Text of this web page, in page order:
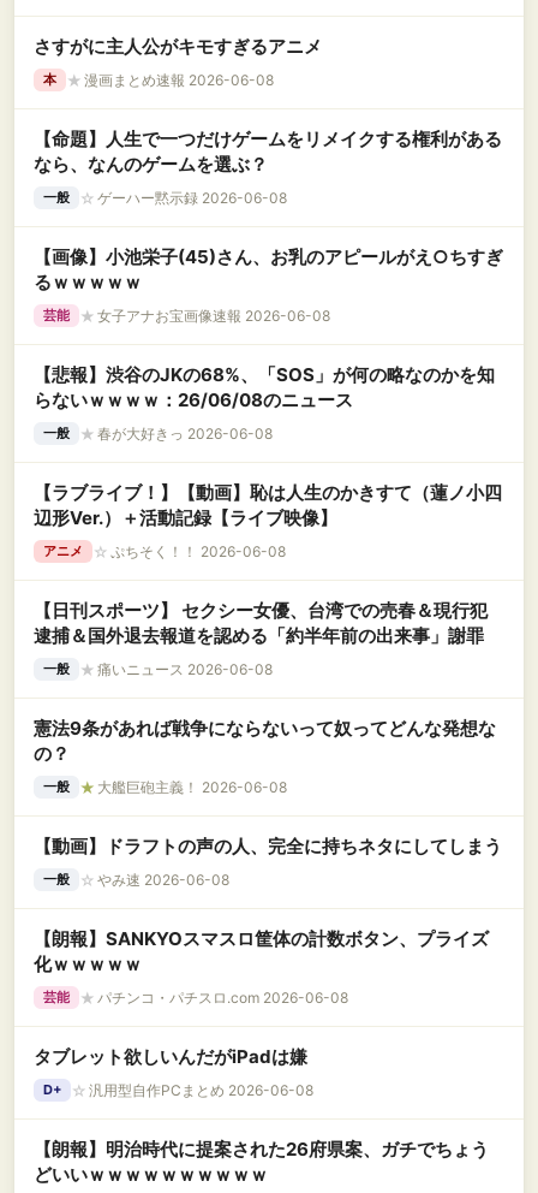
さすがに主人公がキモすぎるアニメ
本 ★ 漫画まとめ速報 2026-06-08
【命題】人生で一つだけゲームをリメイクする権利がある
なら、なんのゲームを選ぶ？
一般 ☆ ゲーハー黙示録 2026-06-08
【画像】小池栄子(45)さん、お乳のアピールがえ○ちすぎ
るｗｗｗｗｗ
芸能 ★ 女子アナお宝画像速報 2026-06-08
【悲報】渋谷のJKの68%、「SOS」が何の略なのかを知
らないｗｗｗｗ：26/06/08のニュース
一般 ★ 春が大好きっ 2026-06-08
【ラブライブ！】【動画】恥は人生のかきすて（蓮ノ小四
辺形Ver.）＋活動記録【ライブ映像】
アニメ ☆ ぷちそく！！ 2026-06-08
【日刊スポーツ】 セクシー女優、台湾での売春＆現行犯
逮捕＆国外退去報道を認める「約半年前の出来事」謝罪
一般 ★ 痛いニュース 2026-06-08
憲法9条があれば戦争にならないって奴ってどんな発想な
の？
一般 ★ 大艦巨砲主義！ 2026-06-08
【動画】ドラフトの声の人、完全に持ちネタにしてしまう
一般 ☆ やみ速 2026-06-08
【朗報】SANKYOスマスロ筐体の計数ボタン、プライズ
化ｗｗｗｗｗ
芸能 ★ パチンコ・パチスロ.com 2026-06-08
タブレット欲しいんだがiPadは嫌
D+ ☆ 汎用型自作PCまとめ 2026-06-08
【朗報】明治時代に提案された26府県案、ガチでちょう
どいいｗｗｗｗｗｗｗｗｗｗ